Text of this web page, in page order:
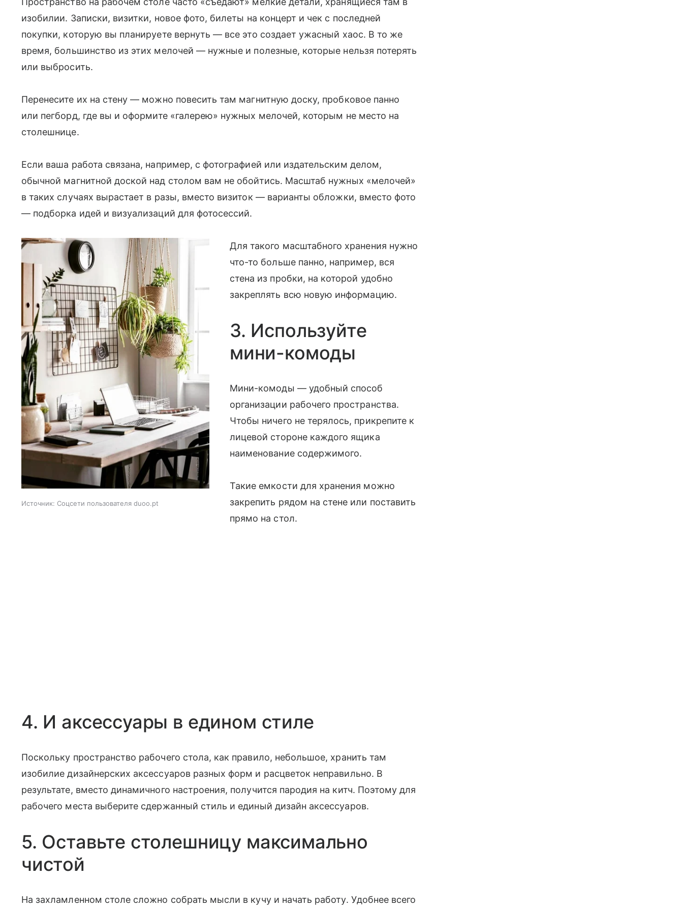
изобилии. Записки, визитки, новое фото, билеты на концерт и чек с последней
покупки, которую вы планируете вернуть — все это создает ужасный хаос. В то же
время, большинство из этих мелочей — нужные и полезные, которые нельзя потерять
или выбросить.
Перенесите их на стену — можно повесить там магнитную доску, пробковое панно
или пегборд, где вы и оформите «галерею» нужных мелочей, которым не место на
столешнице.
Если ваша работа связана, например, с фотографией или издательским делом,
обычной магнитной доской над столом вам не обойтись. Масштаб нужных «мелочей»
в таких случаях вырастает в разы, вместо визиток — варианты обложки, вместо фото
— подборка идей и визуализаций для фотосессий.
Источник: Соцсети пользователя duoo.pt
Для такого масштабного хранения нужно
что-то больше панно, например, вся
стена из пробки, на которой удобно
закреплять всю новую информацию.
3. Используйте
мини-комоды
Мини-комоды — удобный способ
организации рабочего пространства.
Чтобы ничего не терялось, прикрепите к
лицевой стороне каждого ящика
наименование содержимого.
Такие емкости для хранения можно
закрепить рядом на стене или поставить
прямо на стол.
4. И аксессуары в едином стиле
Поскольку пространство рабочего стола, как правило, небольшое, хранить там
изобилие дизайнерских аксессуаров разных форм и расцветок неправильно. В
результате, вместо динамичного настроения, получится пародия на китч. Поэтому для
рабочего места выберите сдержанный стиль и единый дизайн аксессуаров.
5. Оставьте столешницу максимально
чистой
На захламленном столе сложно собрать мысли в кучу и начать работу. Удобнее всего